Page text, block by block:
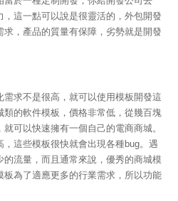
這一點可以說是很靈活的，外包開發
，產品的質量有保障，劣勢就是開發
求不是很高，就可以使用模板開發這
的軟件模板，價格非常低，從幾百塊
可以快速擁有一個自己的電商商城。
這些模板很快就會出現各種bug。遇
流量，而且通常來說，優秀的商城模
為了適應更多的行業需求，所以功能